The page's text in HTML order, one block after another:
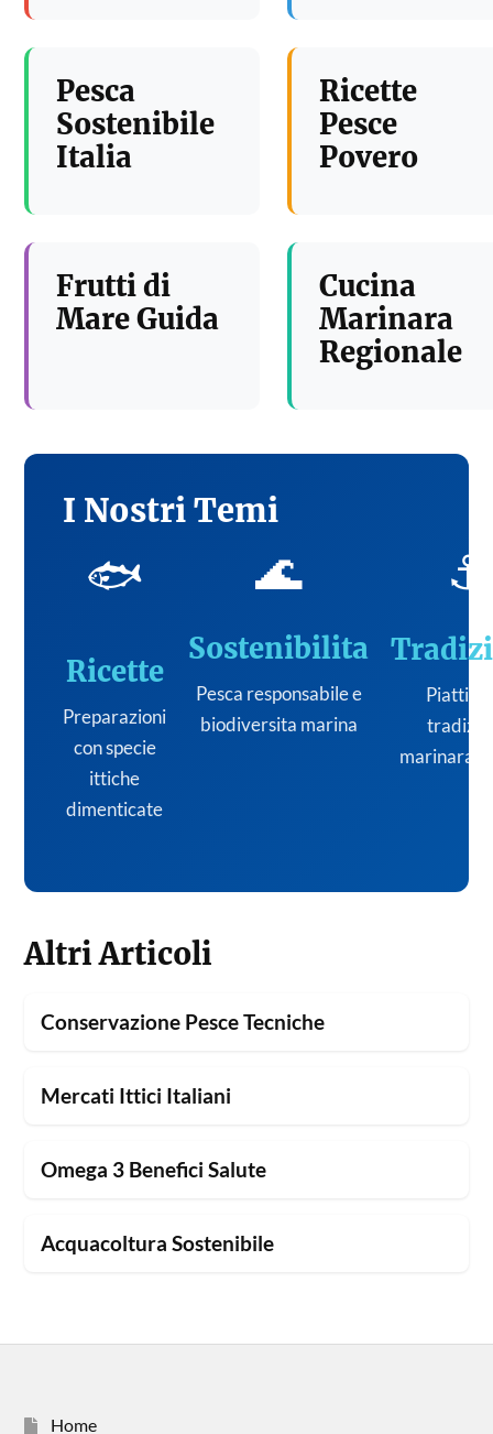
Pesca
Sostenibile
Italia
Ricette
Pesce
Povero
Frutti di
Mare Guida
Cucina
Marinara
Regionale
I Nostri Temi
🐟
Ricette
Preparazioni
con specie
ittiche
dimenticate
🌊
Sostenibilita
Pesca responsabile e
biodiversita marina
⚓
Piatti
marinara
Altri Articoli
Conservazione Pesce Tecniche
Mercati Ittici Italiani
Omega 3 Benefici Salute
Acquacoltura Sostenibile
Home